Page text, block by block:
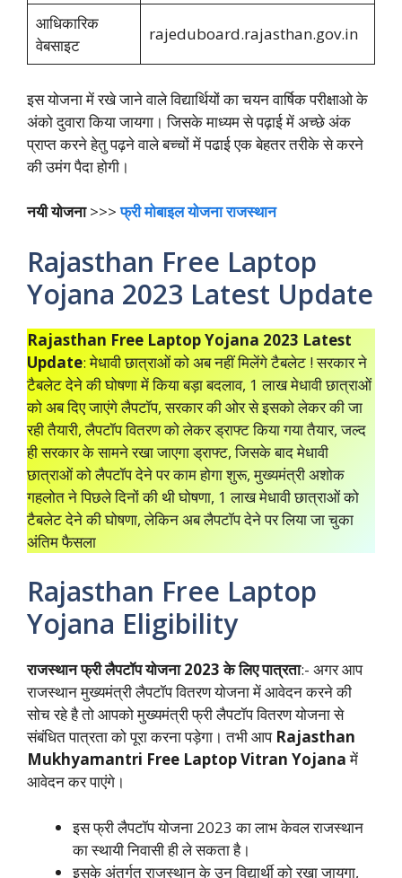
आधिकारिक
वेबसाइट
rajeduboard.rajasthan.gov.in
इस योजना में रखे जाने वाले विद्यार्थियों का चयन वार्षिक परीक्षाओ के
अंको दुवारा किया जायगा। जिसके माध्यम से पढ़ाई में अच्छे अंक
प्राप्त करने हेतु पढ़ने वाले बच्चों में पढाई एक बेहतर तरीके से करने
की उमंग पैदा होगी।
नयी योजना>>>फ्री मोबाइल योजना राजस्थान
Rajasthan Free Laptop
Yojana 2023 Latest Update
Rajasthan Free Laptop Yojana 2023 Latest
Update: मेधावी छात्राओं को अब नहीं मिलेंगे टैबलेट ! सरकार ने
टैबलेट देने की घोषणा में किया बड़ा बदलाव, 1 लाख मेधावी छात्राओं
को अब दिए जाएंगे लैपटॉप, सरकार की ओर से इसको लेकर की जा
रही तैयारी, लैपटॉप वितरण को लेकर ड्राफ्ट किया गया तैयार, जल्द
ही सरकार के सामने रखा जाएगा ड्राफ्ट, जिसके बाद मेधावी
छात्राओं को लैपटॉप देने पर काम होगा शुरू, मुख्यमंत्री अशोक
गहलोत ने पिछले दिनों की थी घोषणा, 1 लाख मेधावी छात्राओं को
टैबलेट देने की घोषणा, लेकिन अब लैपटॉप देने पर लिया जा चुका
अंतिम फैसला
Rajasthan Free Laptop
Yojana Eligibility
राजस्थान फ्री लैपटॉप योजना 2023 के लिए पात्रता:- अगर आप
राजस्थान मुख्यमंत्री लैपटॉप वितरण योजना में आवेदन करने की
सोच रहे है तो आपको मुख्यमंत्री फ्री लैपटॉप वितरण योजना से
संबंधित पात्रता को पूरा करना पड़ेगा। तभी आप Rajasthan
Mukhyamantri Free Laptop Vitran Yojanaमें
आवेदन कर पाएंगे।
इस फ्री लैपटॉप योजना 2023 का लाभ केवल राजस्थान
का स्थायी निवासी ही ले सकता है।
इसके अंतर्गत राजस्थान के उन विद्यार्थी को रखा जायगा,